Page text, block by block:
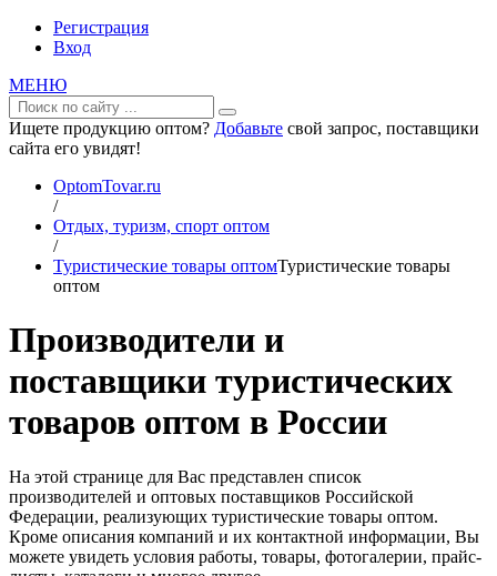
Регистрация
Вход
МЕНЮ
Ищете продукцию оптом? Добавьте свой запрос, поставщики
сайта его увидят!
OptomTovar.ru
/
Отдых, туризм, спорт оптом
/
Туристические товары оптомТуристические товары
оптом
Производители и
поставщики туристических
товаров оптом в России
На этой странице для Вас представлен список
производителей и оптовых поставщиков Российской
Федерации, реализующих туристические товары оптом.
Кроме описания компаний и их контактной информации, Вы
можете увидеть условия работы, товары, фотогалерии, прайс-